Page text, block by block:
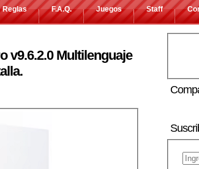
Reglas F.A.Q. Juegos Staff
v9.6.2.0 Multilenguaje